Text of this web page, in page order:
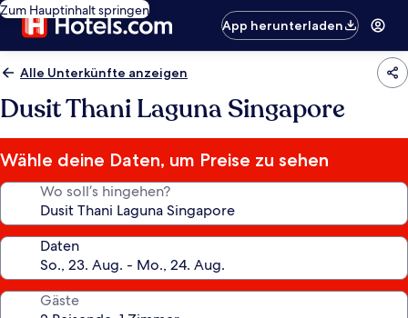
Zum Hauptinhalt springen
App herunterladen
Alle Unterkünfte anzeigen
Dusit Thani Laguna Singapore
Wähle deine Daten, um Preise zu sehen
Wo soll’s hingehen?
Daten
Gäste